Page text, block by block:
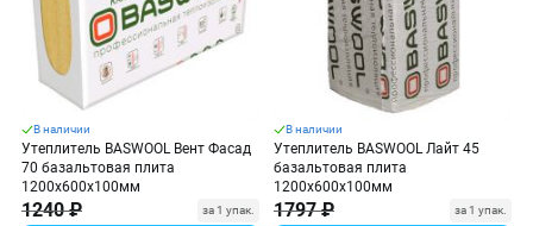
В наличии
Утеплитель BASWOOL Вент Фасад
70 базальтовая плита
1200х600х100мм
1240 ₽ за 1 упак.
В наличии
Утеплитель BASWOOL Лайт 45
базальтовая плита
1200х600х100мм
1797 ₽ за 1 упак.